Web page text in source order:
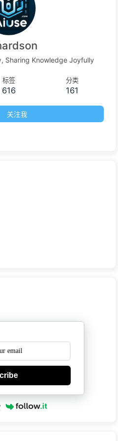
Sharing Knowledge Joyfully
标签
616
分类
161
关注我